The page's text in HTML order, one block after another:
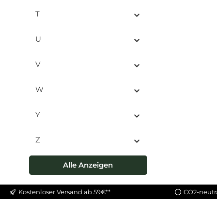
T
U
V
W
Y
Z
Alle Anzeigen
Kostenloser Versand ab 59€** CO2-